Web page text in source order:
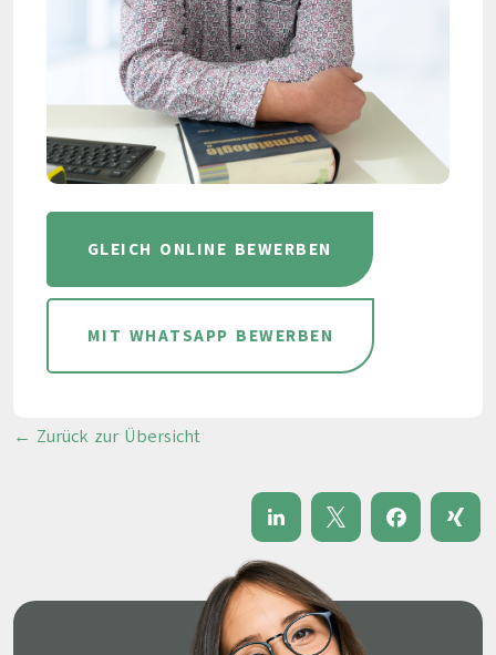
GLEICH ONLINE BEWERBEN
MIT WHATSAPP BEWERBEN
← Zurück zur Übersicht